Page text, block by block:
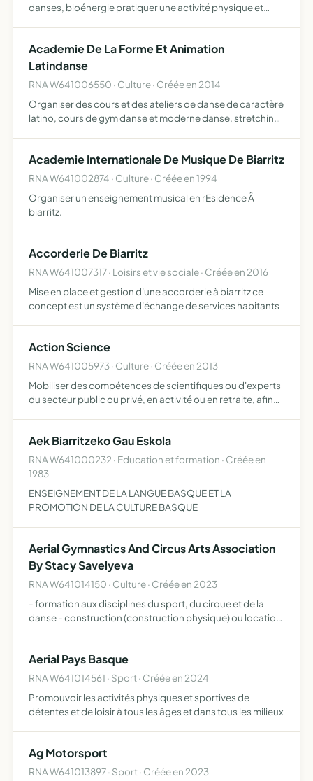
danses, bioénergie pratiquer une activité physique et
Academie De La Forme Et Animation
Latindanse
RNA W641006550 · Culture · Créée en 2014
Organiser des cours et des ateliers de danse de caractère
latino, cours de gym danse et moderne danse, stretching
de…
Academie Internationale De Musique De Biarritz
RNA W641002874 · Culture · Créée en 1994
Organiser un enseignement musical en rEsidence Â
biarritz.
Accorderie De Biarritz
RNA W641007317 · Loisirs et vie sociale · Créée en 2016
Mise en place et gestion d'une accorderie à biarritz ce
concept est un système d'échange de services habitants
Action Science
RNA W641005973 · Culture · Créée en 2013
Mobiliser des compétences de scientifiques ou d'experts
du secteur public ou privé, en activité ou en retraite, afin
Aek Biarritzeko Gau Eskola
RNA W641000232 · Education et formation · Créée en
1983
ENSEIGNEMENT DE LA LANGUE BASQUE ET LA
PROMOTION DE LA CULTURE BASQUE
Aerial Gymnastics And Circus Arts Association
By Stacy Savelyeva
RNA W641014150 · Culture · Créée en 2023
- formation aux disciplines du sport, du cirque et de la
danse - construction (construction physique) ou location
co…
Aerial Pays Basque
RNA W641014561 · Sport · Créée en 2024
Promouvoir les activités physiques et sportives de
détentes et de loisir à tous les âges et dans tous les milieux
Ag Motorsport
RNA W641013897 · Sport · Créée en 2023